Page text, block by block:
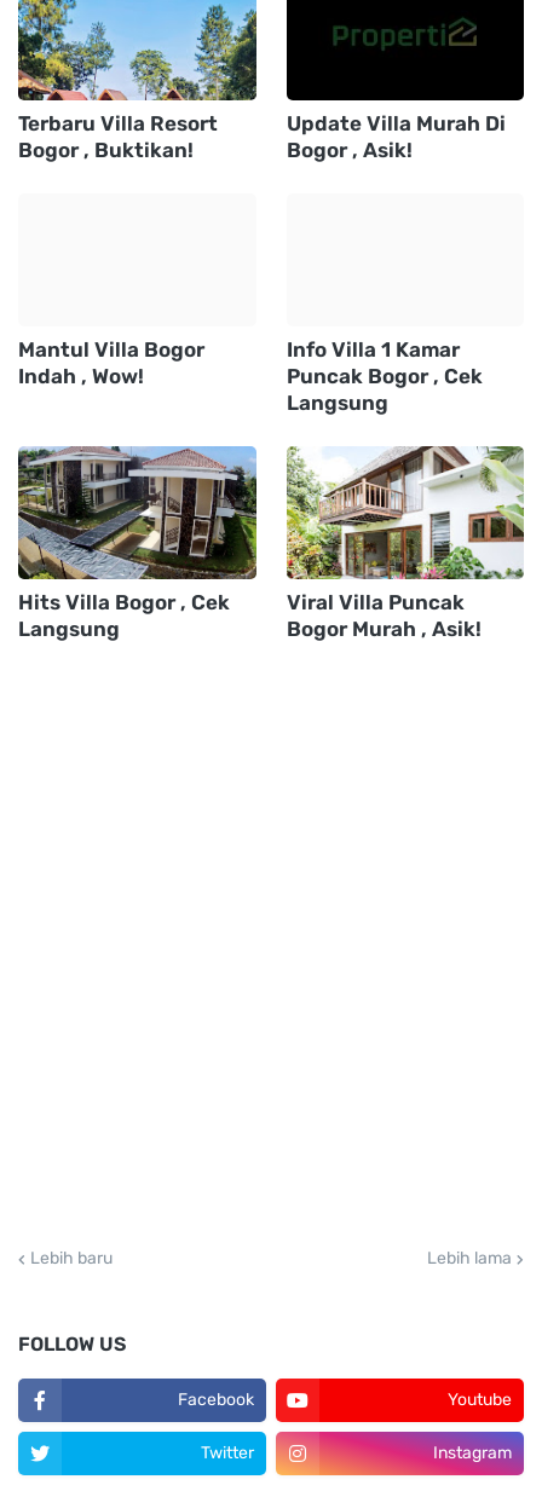
Terbaru Villa Resort
Bogor , Buktikan!
Update Villa Murah Di
Bogor , Asik!
Mantul Villa Bogor
Indah , Wow!
Info Villa 1 Kamar
Puncak Bogor , Cek
Langsung
Hits Villa Bogor , Cek
Langsung
Viral Villa Puncak
Bogor Murah , Asik!
Lebih baru Lebih lama
FOLLOW US
Facebook Youtube
Twitter Instagram